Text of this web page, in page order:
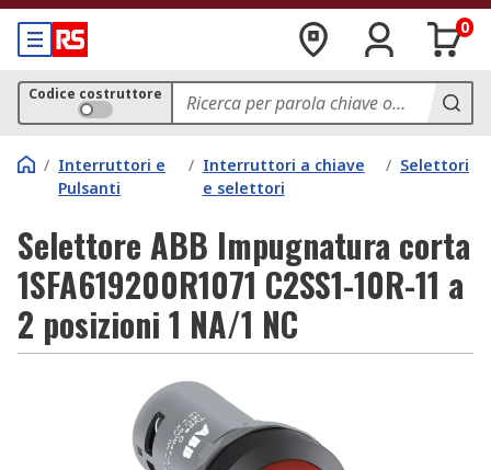
0
Codice costruttore
/ Interruttori e
Pulsanti
/ Interruttori a chiave
e selettori
/ Selettori
Selettore ABB Impugnatura corta
1SFA619200R1071 C2SS1-10R-11 a
2 posizioni 1 NA/1 NC